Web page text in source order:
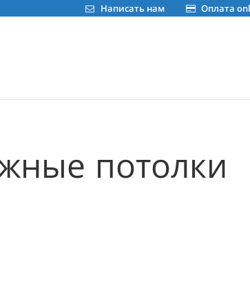
Оплата
Написать нам
потолки